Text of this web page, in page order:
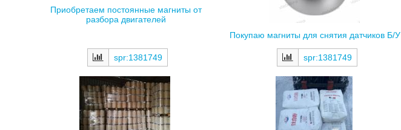
Приобретаем постоянные магниты от
разбора двигателей
spr:1381749
Покупаю магниты для снятия датчиков Б/У
spr:1381749